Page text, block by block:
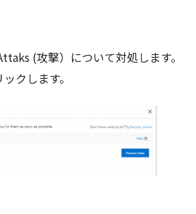
(攻撃）について対処します。
クします。